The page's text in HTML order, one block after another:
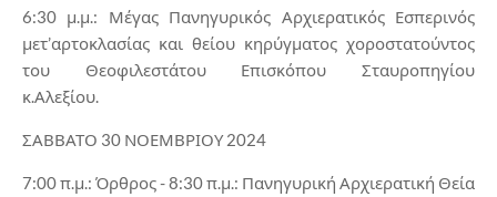
6:30 μ.μ.: Μέγας Πανηγυρικός Αρχιερατικός Εσπερινός
μετ’αρτοκλασίας και θείου κηρύγματος χοροστατούντος
του Θεοφιλεστάτου Επισκόπου Σταυροπηγίου
κ.Αλεξίου.
ΣΑΒΒΑΤΟ 30 ΝΟΕΜΒΡΙΟΥ 2024
7:00 π.μ.: Όρθρος - 8:30 π.μ.: Πανηγυρική Αρχιερατική Θεία